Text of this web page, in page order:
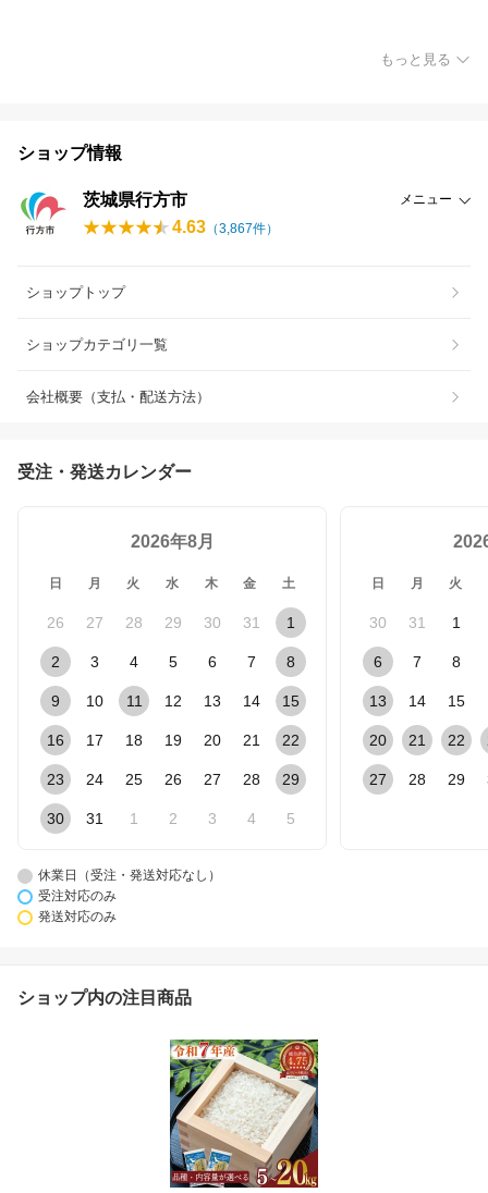
もっと見る
ショップ情報
茨城県行方市 メニュー
4.63 （3,867件）
ショップトップ
ショップカテゴリ一覧
会社概要（支払・配送方法）
受注・発送カレンダー
2026年8月
日 月 火 水 木 金 土
26 27 28 29 30 31 1
2 3 4 5 6 7 8
9 10 11 12 13 14 15
16 17 18 19 20 21 22
23 24 25 26 27 28 29
30 31 1 2 3 4 5
日 月 火
30 31 1
6 7 8
13 14 15
20 21 22
27 28 29
休業日（受注・発送対応なし）
受注対応のみ
発送対応のみ
ショップ内の注目商品